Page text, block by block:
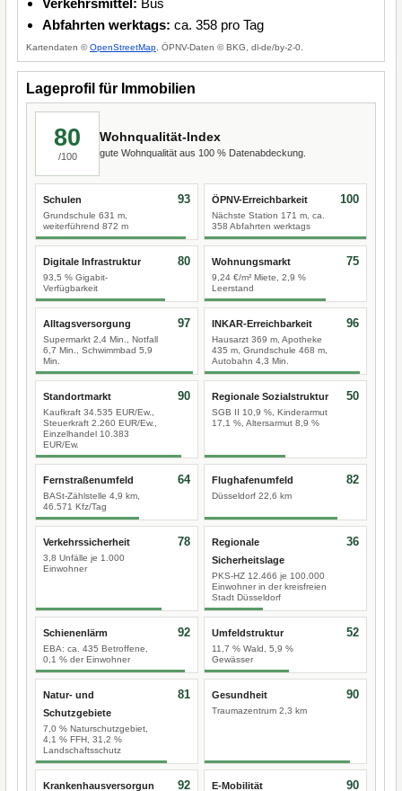
Verkehrsmittel: Bus
Abfahrten werktags: ca. 358 pro Tag
Kartendaten ©OpenStreetMap , ÖPNV-Daten © BKG, dl-de/by-2-0.
Lageprofil für Immobilien
80
/100
Wohnqualität-Index
gute Wohnqualität aus 100 % Datenabdeckung.
Schulen
Grundschule 631 m,
weiterführend 872 m
93 ÖPNV-Erreichbarkeit
Nächste Station 171 m, ca.
358 Abfahrten werktags
100
Digitale Infrastruktur
93,5 % Gigabit-
Verfügbarkeit
80 Wohnungsmarkt
9,24 €/m² Miete, 2,9 %
Leerstand
75
Alltagsversorgung
Supermarkt 2,4 Min., Notfall
6,7 Min., Schwimmbad 5,9
Min.
97 INKAR-Erreichbarkeit
Hausarzt 369 m, Apotheke
435 m, Grundschule 468 m,
Autobahn 4,3 Min.
96
Standortmarkt
Kaufkraft 34.535 EUR/Ew.,
Steuerkraft 2.260 EUR/Ew.,
Einzelhandel 10.383
EUR/Ew.
90 Regionale Sozialstruktur
SGB II 10,9 %, Kinderarmut
17,1 %, Altersarmut 8,9 %
50
Fernstraßenumfeld
BASt-Zählstelle 4,9 km,
46.571 Kfz/Tag
64 Flughafenumfeld
Düsseldorf 22,6 km
82
Verkehrssicherheit
3,8 Unfälle je 1.000
Einwohner
78
Regionale
Sicherheitslage
PKS-HZ 12.466 je 100.000
Einwohner in der kreisfreien
Stadt Düsseldorf
36
Schienenlärm
EBA: ca. 435 Betroffene,
0,1 % der Einwohner
92 Umfeldstruktur
11,7 % Wald, 5,9 %
Gewässer
52
Natur- und
Schutzgebiete
7,0 % Naturschutzgebiet,
4,1 % FFH, 31,2 %
Landschaftsschutz
81 Gesundheit
Traumazentrum 2,3 km
90
Krankenhausversorgun 92 E-Mobilität 90